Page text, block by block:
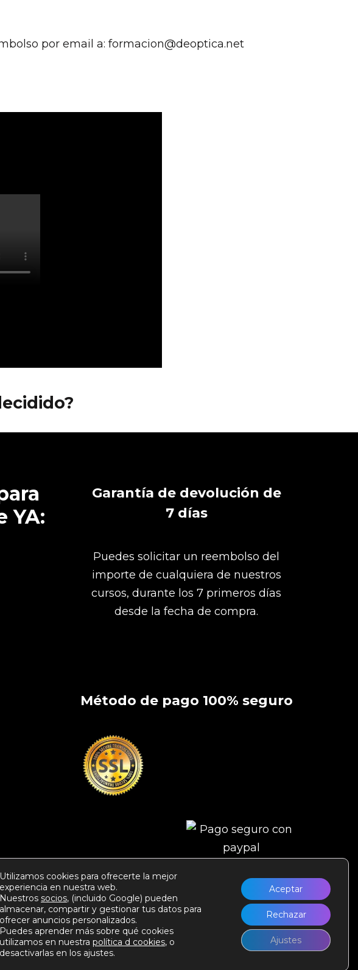
por email a: formacion@deoptica.net
YA:
Garantía de devolución de
7días
Puedes solicitar un reembolso del
importe de cualquiera de nuestros
cursos, durante los 7 primeros días
desde la fecha de compra.
Método de pago 100% seguro
Utilizamos cookies para ofrecerte la mejor
experiencia en nuestra web.
Nuestros socios, (incluido Google) pueden
almacenar, compartir y gestionar tus datos para
ofrecer anuncios personalizados.
Puedes aprender más sobre qué cookies
utilizamos en nuestra política d cookies, o
desactivarlas en los ajustes.
Aceptar
Rechazar
Ajustes